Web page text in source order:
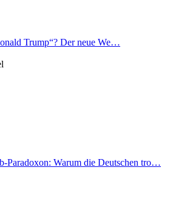
Trump“? Der neue We…
Paradoxon: Warum die Deutschen tro…